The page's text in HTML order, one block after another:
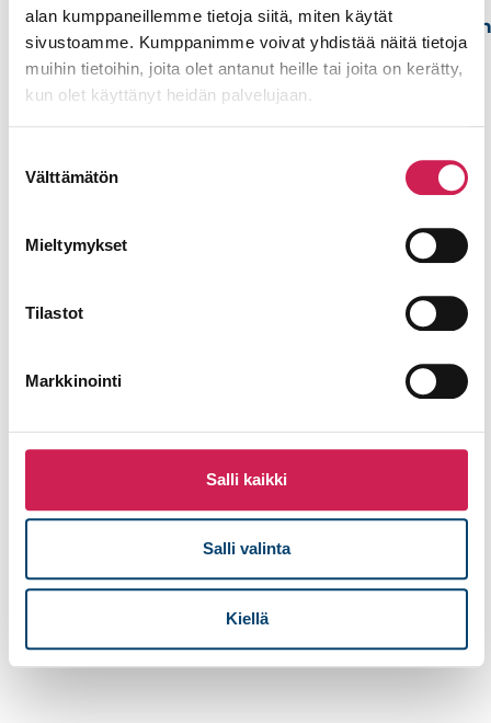
alan kumppaneillemme tietoja siitä, miten käytät
sivustoamme. Kumppanimme voivat yhdistää näitä tietoja
muihin tietoihin, joita olet antanut heille tai joita on kerätty,
kun olet käyttänyt heidän palvelujaan.
valinta
Välttämätön
Mieltymykset
Tilastot
Markkinointi
Salli kaikki
Salli valinta
Kiellä
Mitro
Lehtinen
Account
yhteydenottopyynnön
alla olevalla
lomakkeella.